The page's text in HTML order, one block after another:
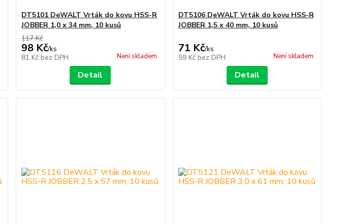
DT5101 DeWALT Vrták do kovu HSS-R
JOBBER 1,0 x 34 mm, 10 kusů
117 Kč
98 Kč/ks
81 Kč bez DPH Není skladem
Detail
DT5106 DeWALT Vrták do kovu HSS-R
JOBBER 1,5 x 40 mm, 10 kusů
71 Kč/ks
59 Kč bez DPH Není skladem
Detail